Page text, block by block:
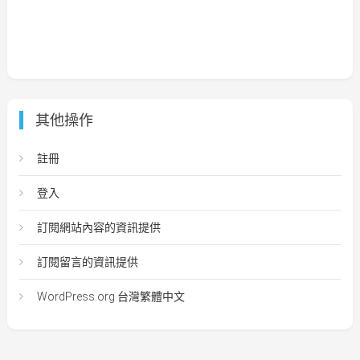
其他操作
註冊
登入
訂閱網站內容的資訊提供
訂閱留言的資訊提供
WordPress.org 台灣繁體中文